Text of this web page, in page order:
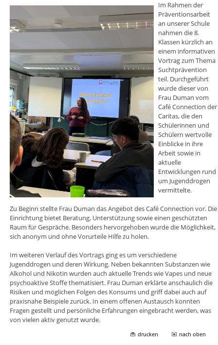
Im Rahmen der
Präventionsarbeit
an unserer Schule
nahmen die 8.
Klassen kürzlich an
einem informativen
Vortrag zum Thema
Suchtprävention
teil. Durchgeführt
wurde dieser von
Frau Duman vom
Café Connection der
Caritas, die den
Schülerinnen und
Schülern wertvolle
Einblicke in ihre
Arbeit sowie in
aktuelle
Entwicklungen rund
um Jugenddrogen
vermittelte.
Zu Beginn stellte Frau Duman das Angebot des Café Connection vor. Die
Einrichtung bietet Beratung, Unterstützung sowie einen geschützten
Raum für Gespräche. Besonders hervorgehoben wurde die Möglichkeit,
sich anonym und ohne Vorurteile Hilfe zu holen.
Im weiteren Verlauf des Vortrags ging es um verschiedene
Jugenddrogen und deren Wirkung. Neben bekannten Substanzen wie
Alkohol und Nikotin wurden auch aktuelle Trends wie Vapes und neue
psychoaktive Stoffe thematisiert. Frau Duman erklärte anschaulich die
Risiken und möglichen Folgen des Konsums und griff dabei auch auf
praxisnahe Beispiele zurück. In einem offenen Austausch konnten
Fragen gestellt und persönliche Erfahrungen eingebracht werden, was
von vielen aktiv genutzt wurde.
drucken nach oben